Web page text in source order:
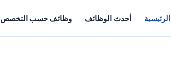
الرئيسية أحدث الوظائف وظائف حسب التخصص